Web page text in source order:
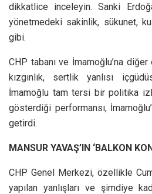
dikkatlice inceleyin. Sanki
yönetmedeki sakinlik, sükunet,
gibi.
CHP tabanı ve İmamoğlu’na
kızgınlık, sertlik yanlısı
İmamoğlu tam tersi bir politika
gösterdiği performansı,
getirdi.
MANSUR YAVAŞ’IN ‘BALKON
CHP Genel Merkezi, özellikle
yapılan yanlışları ve şimdiye